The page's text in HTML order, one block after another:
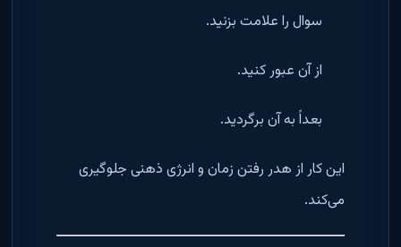
سوال را علامت بزنید.
از آن عبور کنید.
بعداً به آن برگردید.
این کار از هدر رفتن زمان و انرژی ذهنی جلوگیری
می‌کند.